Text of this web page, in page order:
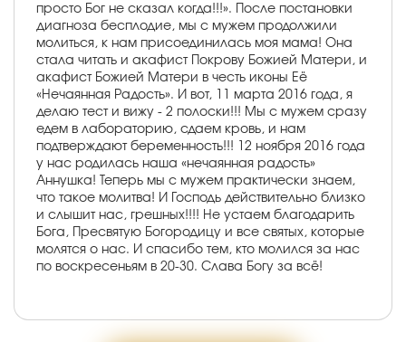
просто Бог не сказал когда!!!». После постановки
диагноза бесплодие, мы с мужем продолжили
молиться, к нам присоединилась моя мама! Она
стала читать и акафист Покрову Божией Матери, и
акафист Божией Матери в честь иконы Её
«Нечаянная Радость». И вот, 11 марта 2016 года, я
делаю тест и вижу - 2 полоски!!! Мы с мужем сразу
едем в лабораторию, сдаем кровь, и нам
подтверждают беременность!!! 12 ноября 2016 года
у нас родилась наша «нечаянная радость»
Аннушка! Теперь мы с мужем практически знаем,
что такое молитва! И Господь действительно близко
и слышит нас, грешных!!!! Не устаем благодарить
Бога, Пресвятую Богородицу и все святых, которые
молятся о нас. И спасибо тем, кто молился за нас
по воскресеньям в 20-30. Слава Богу за всё!